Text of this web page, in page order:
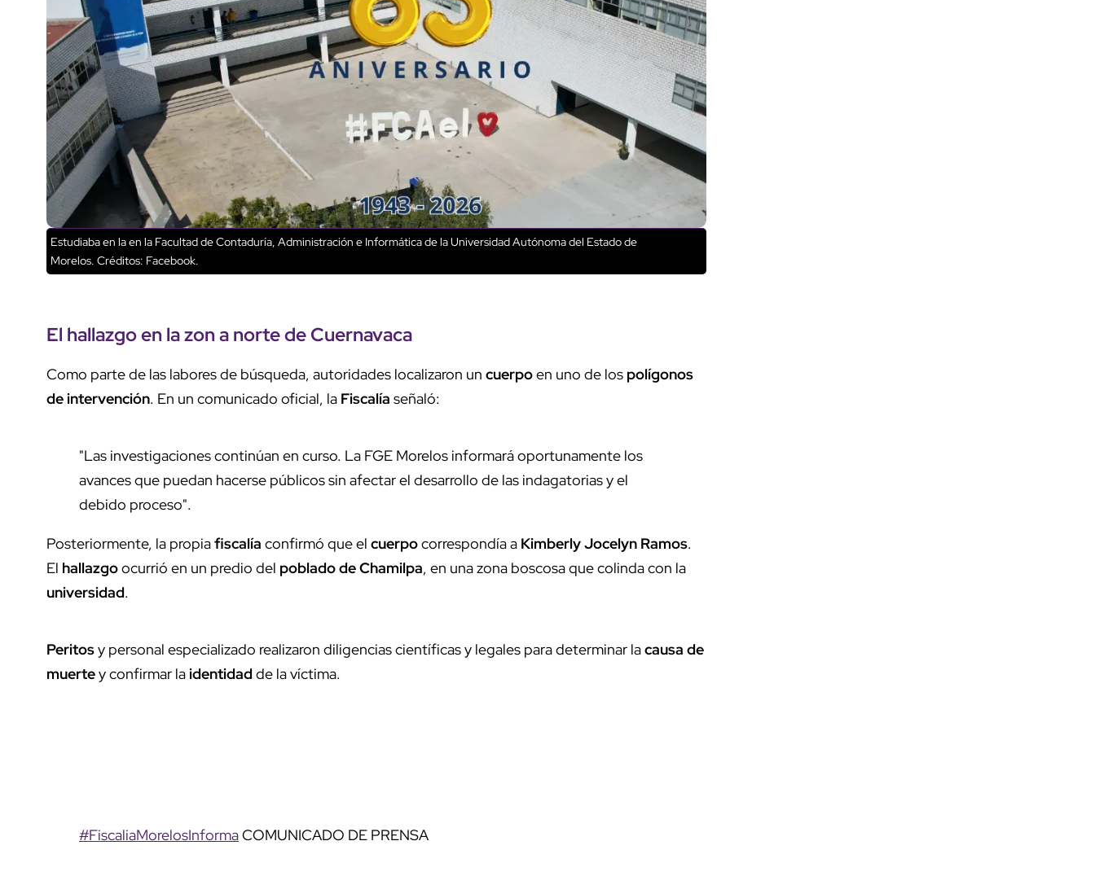
Estudiaba en la en la Facultad de Contaduría, Administración e Informática de la Universidad Autónoma del Estado de
Morelos. Créditos: Facebook.
El hallazgoen lazon a norte de Cuernavaca
Como parte de las labores de búsqueda, autoridades localizaron un cuerpoen uno de los polígonos
de intervención. En un comunicado oficial, la Fiscalía señaló:
"Las investigaciones continúan en curso. La FGE Morelos informará oportunamente los
avances que puedan hacerse públicos sin afectar el desarrollo de las indagatorias y el
debido proceso".
Posteriormente, la propiafiscalía confirmó que el cuerpocorrespondía a Kimberly Jocelyn Ramos.
El hallazgoocurrió en un predio del poblado de Chamilpa, en una zona boscosa que colinda con la
universidad.
Peritosy personal especializado realizaron diligencias científicas y legales para determinar lacausa de
muertey confirmar laidentidadde la víctima.
#FiscaliaMorelosInformaCOMUNICADO DE PRENSA